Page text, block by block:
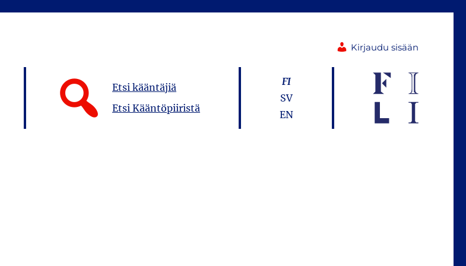
Kirjaudu sisään
Etsi kääntäjiä
Etsi Kääntöpiiristä
FI
SV
EN